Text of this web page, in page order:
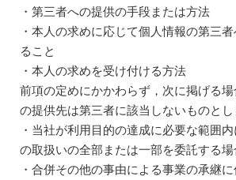
・第三者への提供の手段または方法
・本人の求めに応じて個人情報の第三
ること
・本人の求めを受け付ける方法
前項の定めにかかわらず，次に掲げる
の提供先は第三者に該当しないものとし
・当社が利用目的の達成に必要な範囲
の取扱いの全部または一部を委託する場
・合併その他の事由による事業の承継